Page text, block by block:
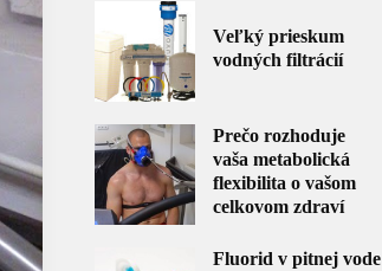
Veľký prieskum
vodných filtrácií
Prečo rozhoduje
vaša metabolická
flexibilita o vašom
celkovom zdraví
Fluorid v pitnej vode